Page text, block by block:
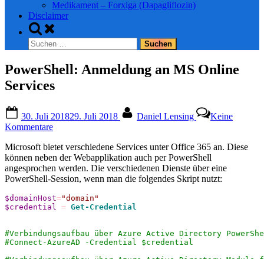
Medikament – Forxiga (Dapagliflozin)
Disclaimer
Toggle
search
form
Suchen
nach:
PowerShell: Anmeldung an MS Online
Services
on
30. Juli 201829. Juli 2018 Daniel Lensing
Keine
Kommentarezu
Anmeldung
an
MS
Online
Microsoft bietet verschiedene Services unter Office 365 an. Diese
können neben der Webapplikation auch per PowerShell
angesprochen werden. Die verschiedenen Dienste über eine
PowerShell-Session, wenn man die folgendes Skript nutzt:
$domainHost= "domain"
$credential
= Get-Credential
#Verbindungsaufbau über Azure Active Directory
#Connect-AzureAD -Credential $credential